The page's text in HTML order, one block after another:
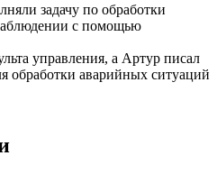
задачу по обработки
с помощью
управления, а Артур писал
обработки аварийных ситуаций